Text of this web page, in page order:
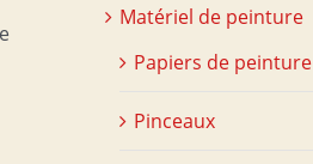
Matériel de peinture
Papiers de peinture
Pinceaux